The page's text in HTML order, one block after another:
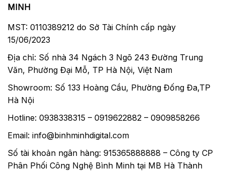
MINH
MST: 0110389212 do Sở Tài Chính cấp ngày
15/06/2023
Địa chỉ: Số nhà 34 Ngách 3 Ngõ 243 Đường Trung
Văn, Phường Đại Mỗ, TP Hà Nội, Việt Nam
Showroom: Số 133 Hoàng Cầu, Phường Đống Đa,TP
Hà Nội
Hotline: 0938338315 – 0919622882 – 0909858266
Email: info@binhminhdigital.com
Số tài khoản ngân hàng: 915365888888 – Công ty CP
Phân Phối Công Nghệ Bình Minh tại MB Hà Thành